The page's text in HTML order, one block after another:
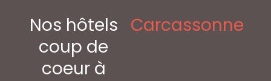
Nos hôtels
coup de
coeur à
Carcassonne